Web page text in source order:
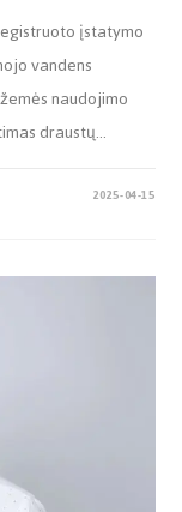
įstatymo
vandens
naudojimo
draustų…
2025-04-15